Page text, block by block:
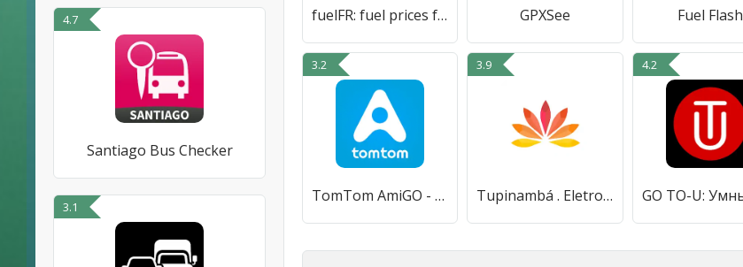
4.7
Santiago Bus Checker
3.1
fuelFR: fuel prices for France GPXSee Fuel Flash
3.2
TomTom AmiGO - GPS навигация
3.9
Tupinambá . Eletropostos
4.2